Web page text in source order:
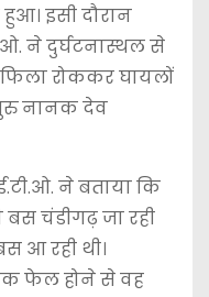
इसी दौरान
ने दुर्घटनास्थल से
रोककर घायलों
नानक देव
ने बताया कि
चंडीगढ़ जा रही
आ रही थी।
फेल होने से वह